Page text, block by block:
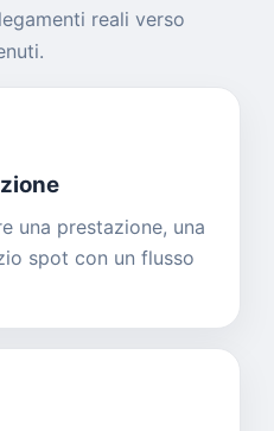
reali verso
una prestazione, una
spot con un flusso